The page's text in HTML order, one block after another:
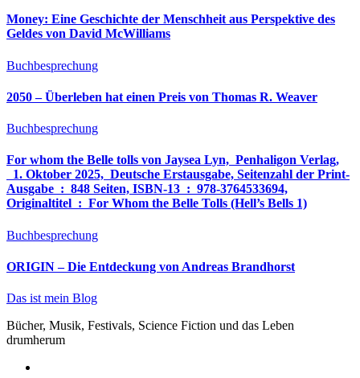
Money: Eine Geschichte der Menschheit aus Perspektive des
Geldes von David McWilliams
Buchbesprechung
2050 – Überleben hat einen Preis von Thomas R. Weaver
Buchbesprechung
For whom the Belle tolls von Jaysea Lyn, ‎ Penhaligon Verlag,
‎ 1. Oktober 2025, ‎ Deutsche Erstausgabe, Seitenzahl der Print-
Ausgabe ‏ : ‎ 848 Seiten, ISBN-13 ‏ : ‎ 978-3764533694,
Originaltitel ‏ : ‎ For Whom the Belle Tolls (Hell’s Bells 1)
Buchbesprechung
ORIGIN – Die Entdeckung von Andreas Brandhorst
Das ist mein Blog
Bücher, Musik, Festivals, Science Fiction und das Leben
drumherum